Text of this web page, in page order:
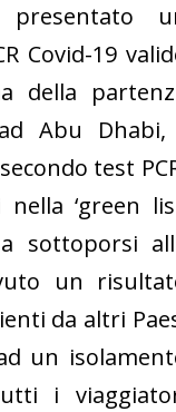
Covid-19
della
Abu
test
‘green
sottoporsi
un
da altri
un
i